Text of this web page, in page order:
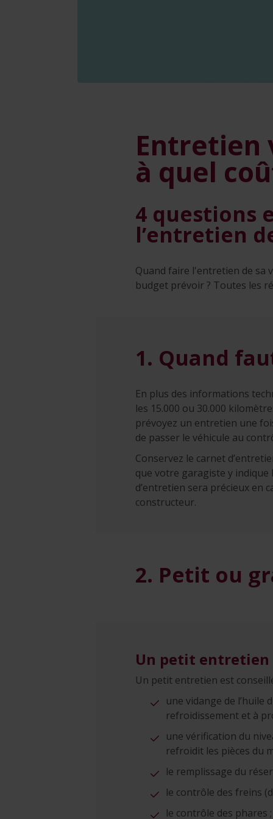
Entretien
à quel
4 questions
l’entretien
Quand faire l'entretien de sa
budget prévoir ? Toutes les
1. Quand
En plus des informations
les 15.000 ou 30.000
prévoyez un entretien une
de passer le véhicule au
Conservez le carnet
que votre garagiste y indique
d’entretien sera précieux en
constructeur.
2. Petit ou
Un petit entretien
Un petit entretien est
une vidange de
refroidissement et à
une vérification du
refroidit les pièces du
le remplissage du
le contrôle des freins
le contrôle des phares ;